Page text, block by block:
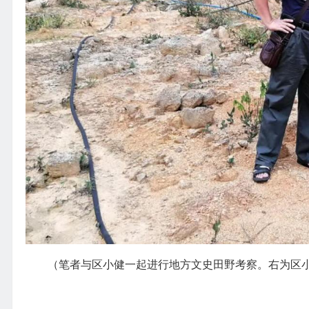
（笔者与区小健一起进行地方文史田野考察。右为区